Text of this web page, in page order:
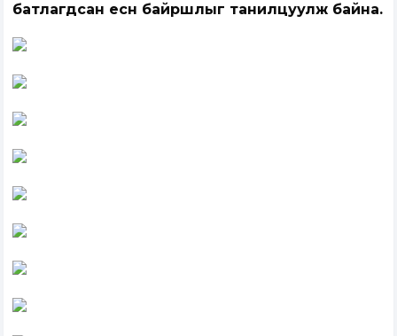
батлагдсан есөн байршлыг танилцуулж байна.